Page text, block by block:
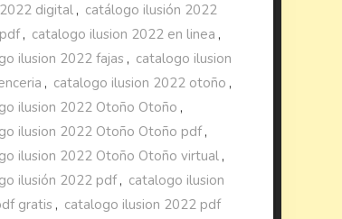
digital , catálogo ilusión 2022
, catalogo ilusion 2022 en linea ,
ilusion 2022 fajas , catalogo ilusion
, catalogo ilusion 2022 otoño ,
ilusion 2022 Otoño Otoño ,
ilusion 2022 Otoño Otoño pdf,
ilusion 2022 Otoño Otoño virtual ,
ilusión 2022 pdf, catalogo ilusion
gratis , catalogo ilusion 2022 pdf